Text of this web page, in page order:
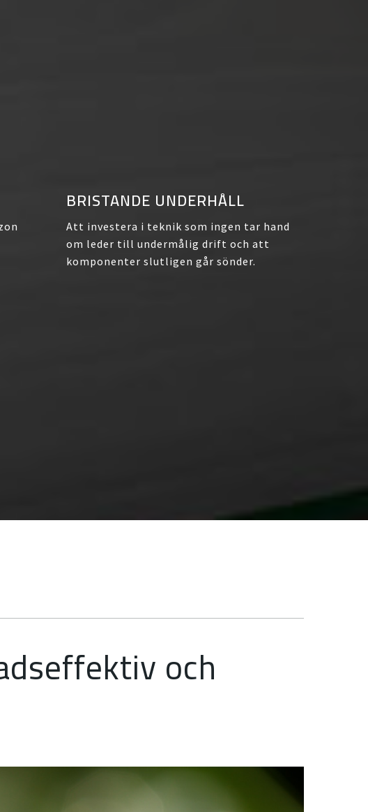
BRISTANDE UNDERHÅLL
Att investera i teknik som ingen tar hand
om leder till undermålig drift och att
komponenter slutligen går sönder.
och